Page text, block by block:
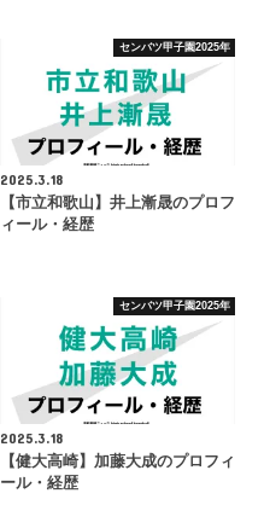
センバツ甲子園2025年
2025.3.18
【市立和歌山】井上漸晟のプロフ
ィール・経歴
センバツ甲子園2025年
2025.3.18
【健大高崎】加藤大成のプロフィ
ール・経歴